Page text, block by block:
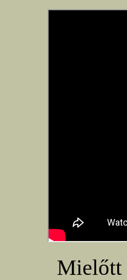
Mielőtt